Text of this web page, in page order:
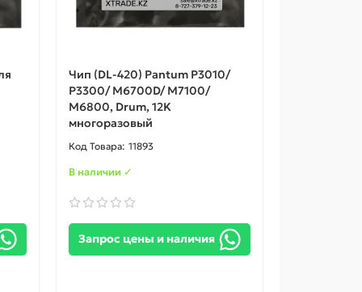
Чип (DL-420) Pantum P3010/
P3300/ M6700D/ M7100/
M6800, Drum, 12K
многоразовый
11893
В наличии ✓
Запрос цены и наличия